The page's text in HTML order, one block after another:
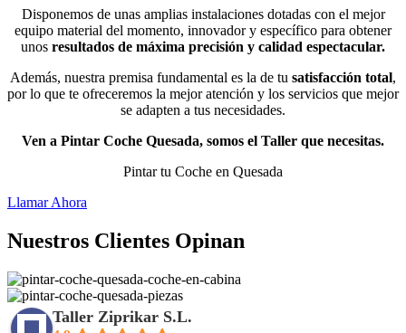
Disponemos de unas amplias instalaciones dotadas con el mejor
equipo material del momento, innovador y específico para obtener
unos resultados de máxima precisión y calidad espectacular.
Además, nuestra premisa fundamental es la de tu satisfacción total,
por lo que te ofreceremos la mejor atención y los servicios que mejor
se adapten a tus necesidades.
Ven a Pintar Coche Quesada, somos el Taller que necesitas.
Pintar tu Coche en Quesada
Llamar Ahora
Nuestros Clientes Opinan
Taller Ziprikar S.L.